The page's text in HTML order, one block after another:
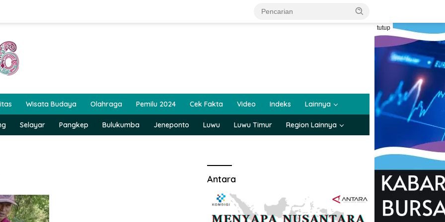
tutup
Wisata Budaya Olahraga Pemilu 2024 Cek Fakta Video Indeks Lainnya
Selayar Pangkep Bulukumba Jeneponto Luwu Luwu Timur Region Lainnya
Antara